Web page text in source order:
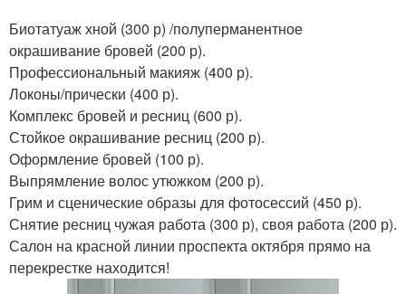
Биотатуаж хной (300 р) /полуперманентное
окрашивание бровей (200 р).
Профессиональный макияж (400 р).
Локоны/прически (400 р).
Комплекс бровей и ресниц (600 р).
Стойкое окрашивание ресниц (200 р).
Оформление бровей (100 р).
Выпрямление волос утюжком (200 р).
Грим и сценические образы для фотосессий (450 р).
Снятие ресниц чужая работа (300 р), своя работа (200 р).
Салон на красной линии проспекта октября прямо на
перекрестке находится!